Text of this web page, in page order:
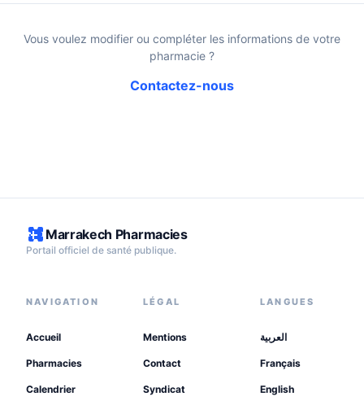
Vous voulez modifier ou compléter les informations de votre
pharmacie ?
Contactez-nous
Marrakech Pharmacies
Portail officiel de santé publique.
NAVIGATION
Accueil
Pharmacies
Calendrier
LÉGAL
Mentions
Contact
Syndicat
LANGUES
العربية
Français
English